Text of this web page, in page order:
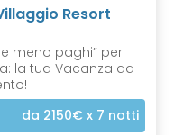
Resort
meno paghi” per
la tua Vacanza ad
da 2150€ x 7 notti